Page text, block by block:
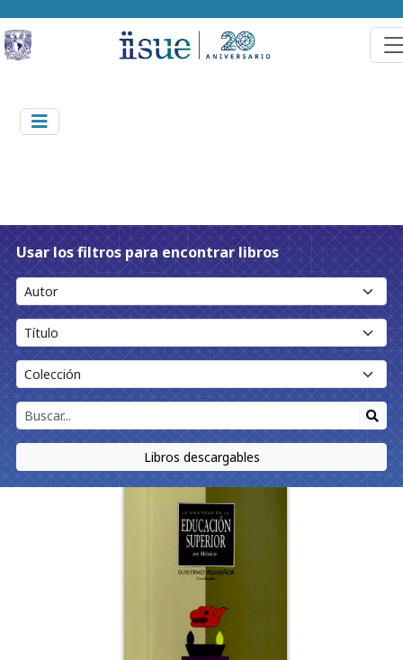
Usar los filtros para encontrar libros
Libros descargables